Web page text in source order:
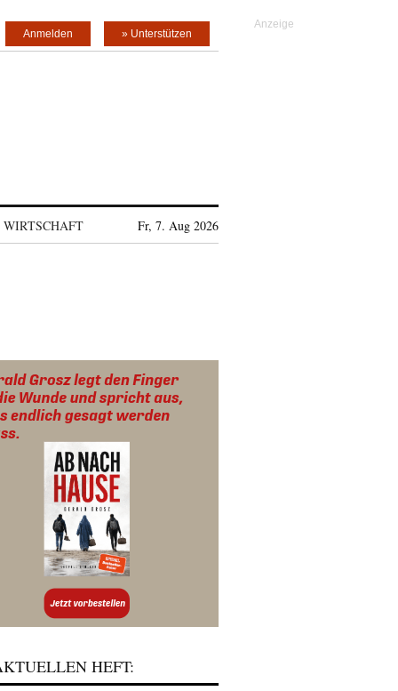
» Unterstützen
Anmelden
WIRTSCHAFT Fr, 7. Aug 2026
HEFT: